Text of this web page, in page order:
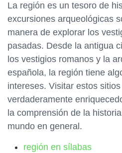
La región es un tesoro de
excursiones arqueológicas
manera de explorar los
pasadas. Desde la antigua
los vestigios romanos y la
española, la región tiene
intereses. Visitar estos
verdaderamente
la comprensión de la
mundo en general.
región en sílabas